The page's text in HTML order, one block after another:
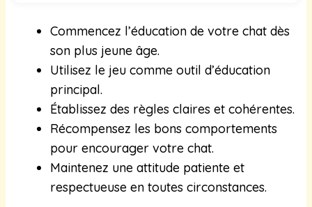
Commencez l’éducation de votre chat dès
son plus jeune âge.
Utilisez le jeu comme outil d’éducation
principal.
Établissez des règles claires et cohérentes.
Récompensez les bons comportements
pour encourager votre chat.
Maintenez une attitude patiente et
respectueuse en toutes circonstances.